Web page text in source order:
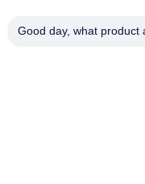
Good day, what product